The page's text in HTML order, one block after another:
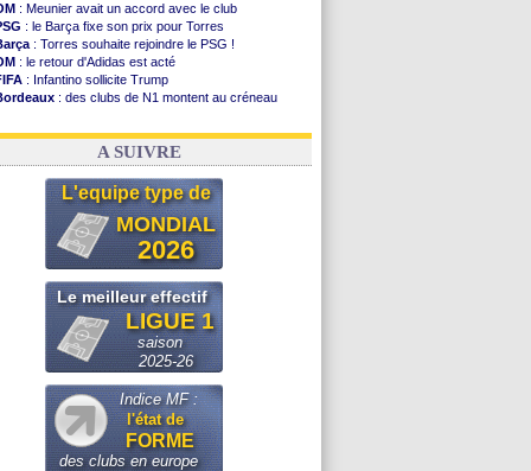
: Meunier avait un accord avec le club
: le Barça fixe son prix pour Torres
: Torres souhaite rejoindre le PSG !
: le retour d'Adidas est acté
: Infantino sollicite Trump
: des clubs de N1 montent au créneau
: le démenti de Leipzig pour Diomandé
A SUIVRE
L'equipe type de
MONDIAL
2026
Le meilleur effectif
LIGUE 1
saison
2025-26
Indice MF :
l'état de
FORME
des clubs en europe